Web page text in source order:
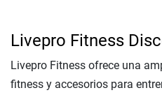
Livepro Fitness
Livepro Fitness ofrece una
fitness y accesorios para